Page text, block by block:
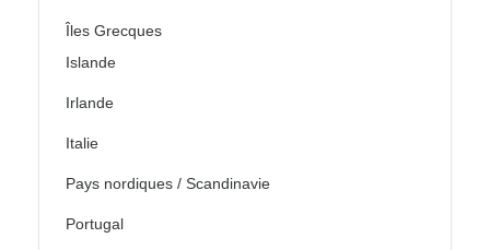
Îles Grecques
Islande
Irlande
Italie
Pays nordiques / Scandinavie
Portugal